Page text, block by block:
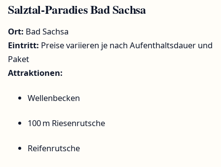
Salztal-Paradies Bad Sachsa
Ort: Bad Sachsa
Eintritt: Preise variieren je nach Aufenthaltsdauer und
Paket
Attraktionen:
Wellenbecken
100 m Riesenrutsche
Reifenrutsche